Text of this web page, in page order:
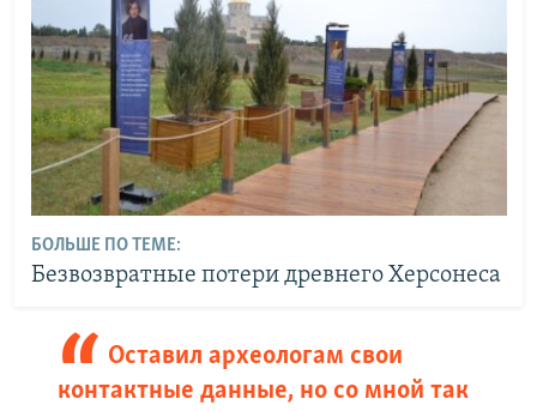
БОЛЬШЕ ПО ТЕМЕ:
Безвозвратные потери древнего Херсонеса
Оставил археологам свои
контактные данные, но со мной так